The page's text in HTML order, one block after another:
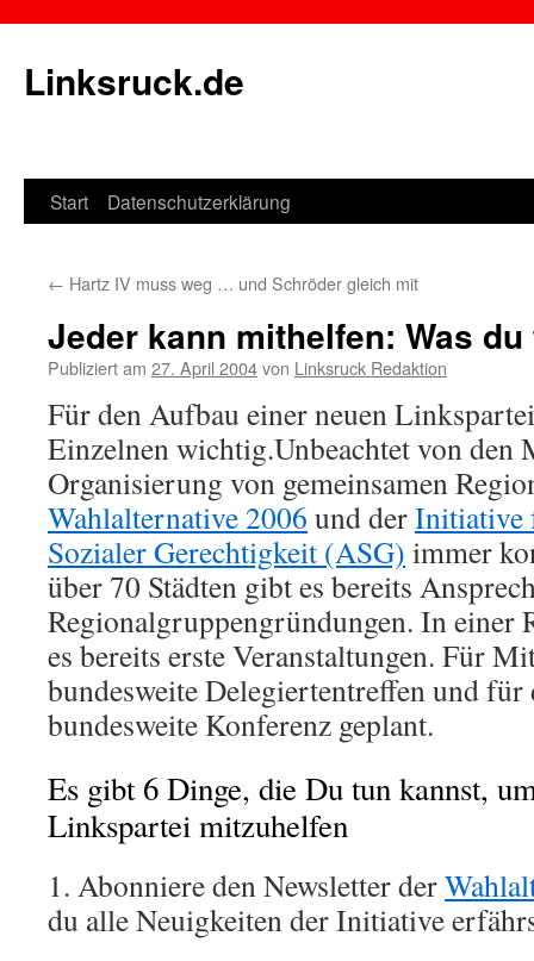
Linksruck.de
Springe
Inhalt
Start Datenschutzerklärung
← Hartz IV muss weg … und Schröder gleich mit
Jeder kann mithelfen: Was
Publiziert am 27. April 2004von Linksruck Redaktion
Für den Aufbau einer neuen
Einzelnen wichtig.Unbeachtet von den
Organisierung von gemeinsamen
Wahlalternative 2006 und derInitiative
Sozialer Gerechtigkeit (ASG) immer
über 70 Städten gibt es bereits
Regionalgruppengründungen. In einer
es bereits erste Veranstaltungen. Für
bundesweite Delegiertentreffen und für
bundesweite Konferenz geplant.
Es gibt 6 Dinge, die Du tun kannst,
Linkspartei mitzuhelfen
1. Abonniere den Newsletter der
du alle Neuigkeiten der Initiative